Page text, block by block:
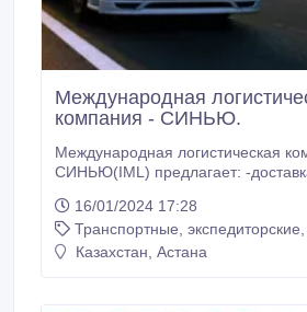
Международная
компания - СИНЬЮ.
Международная логистическая
СИНЬЮ(IML) предлагает: -
логистика в СНГ -доставка
морем(Турция, Дубай) -поиск, выкуп, доставка
автомобилей (СНГ, Турция, Дубай) Приятные цены,
16/01/2024 17:28
Транспортные, экспедиторские,
Казахстан, Астана